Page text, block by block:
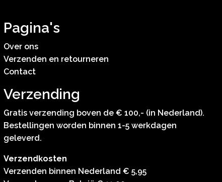
Pagina's
Over ons
Verzenden en retourneren
Contact
Verzending
Gratis verzending boven de € 100,- (in Nederland).
Bestellingen worden binnen 1-5 werkdagen
geleverd.
Verzendkosten
Verzenden binnen Nederland € 5,95